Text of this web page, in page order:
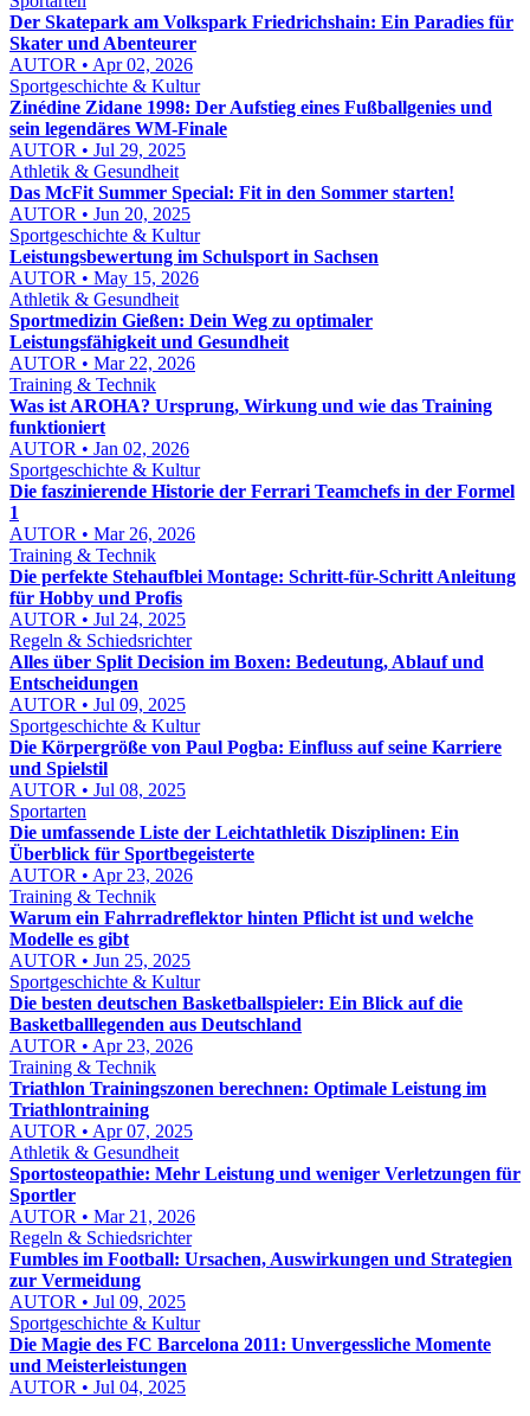
Der Skatepark am Volkspark Friedrichshain: Ein Paradies für
Skater und Abenteurer
AUTOR • Apr 02, 2026
Sportgeschichte & Kultur
Zinédine Zidane 1998: Der Aufstieg eines Fußballgenies und
sein legendäres WM-Finale
AUTOR • Jul 29, 2025
Athletik & Gesundheit
Das McFit Summer Special: Fit in den Sommer starten!
AUTOR • Jun 20, 2025
Sportgeschichte & Kultur
Leistungsbewertung im Schulsport in Sachsen
AUTOR • May 15, 2026
Athletik & Gesundheit
Sportmedizin Gießen: Dein Weg zu optimaler
Leistungsfähigkeit und Gesundheit
AUTOR • Mar 22, 2026
Training & Technik
Was ist AROHA? Ursprung, Wirkung und wie das Training
funktioniert
AUTOR • Jan 02, 2026
Sportgeschichte & Kultur
Die faszinierende Historie der Ferrari Teamchefs in der Formel
1
AUTOR • Mar 26, 2026
Training & Technik
Die perfekte Stehaufblei Montage: Schritt-für-Schritt Anleitung
für Hobby und Profis
AUTOR • Jul 24, 2025
Regeln & Schiedsrichter
Alles über Split Decision im Boxen: Bedeutung, Ablauf und
Entscheidungen
AUTOR • Jul 09, 2025
Sportgeschichte & Kultur
Die Körpergröße von Paul Pogba: Einfluss auf seine Karriere
und Spielstil
AUTOR • Jul 08, 2025
Sportarten
Die umfassende Liste der Leichtathletik Disziplinen: Ein
Überblick für Sportbegeisterte
AUTOR • Apr 23, 2026
Training & Technik
Warum ein Fahrradreflektor hinten Pflicht ist und welche
Modelle es gibt
AUTOR • Jun 25, 2025
Sportgeschichte & Kultur
Die besten deutschen Basketballspieler: Ein Blick auf die
Basketballlegenden aus Deutschland
AUTOR • Apr 23, 2026
Training & Technik
Triathlon Trainingszonen berechnen: Optimale Leistung im
Triathlontraining
AUTOR • Apr 07, 2025
Athletik & Gesundheit
Sportosteopathie: Mehr Leistung und weniger Verletzungen für
Sportler
AUTOR • Mar 21, 2026
Regeln & Schiedsrichter
Fumbles im Football: Ursachen, Auswirkungen und Strategien
zur Vermeidung
AUTOR • Jul 09, 2025
Sportgeschichte & Kultur
Die Magie des FC Barcelona 2011: Unvergessliche Momente
und Meisterleistungen
AUTOR • Jul 04, 2025